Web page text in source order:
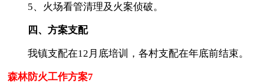
5、火场看管清理及火案侦破。
四、方案支配
我镇支配在12月底培训，各村支配在年底前结束。
森林防火工作方案7